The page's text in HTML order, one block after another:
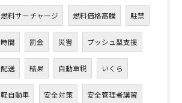
燃料サーチャージ 燃料価格高騰 駐禁
時間 罰金 災害 プッシュ型支援
配送 結果 自動車税 いくら
軽自動車 安全対策 安全管理者講習